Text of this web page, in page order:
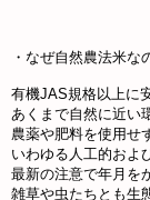
・なぜ自然農法米な
有機JAS規格以上に
あくまで自然に近い
農薬や肥料を使用せ
いわゆる人工的およ
最新の注意で年月を
雑草や虫たちとも生